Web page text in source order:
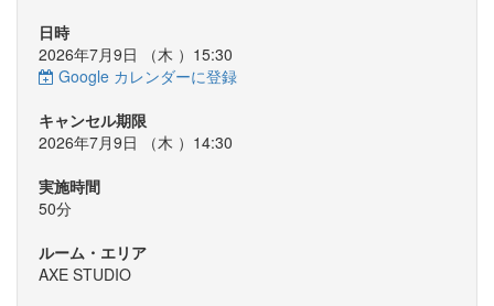
日時
2026年7月9日 （木 ）15:30
Google カレンダーに登録
キャンセル期限
2026年7月9日 （木 ）14:30
実施時間
50分
ルーム・エリア
AXE STUDIO